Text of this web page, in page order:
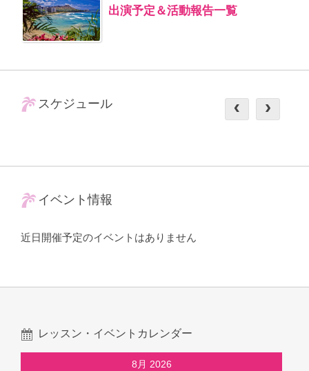
出演予定＆活動報告一覧
スケジュール
イベント情報
近日開催予定のイベントはありません
レッスン・イベントカレンダー
8月 2026